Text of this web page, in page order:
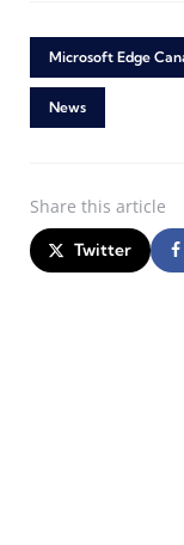
Microsoft Edge
News
Share this article
Twitter